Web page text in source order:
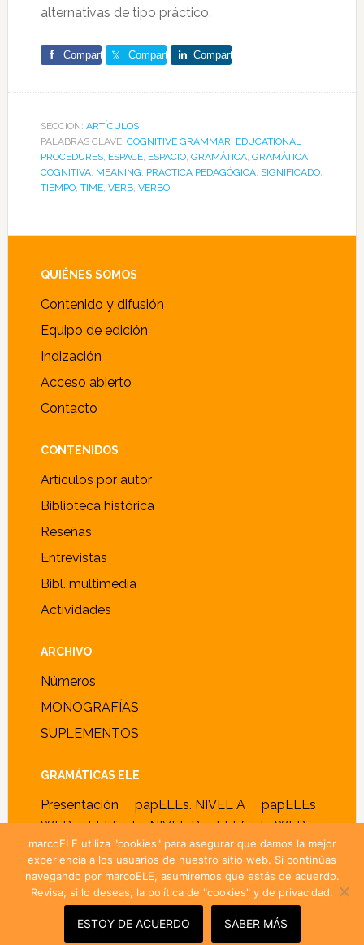
alternativas de tipo práctico.
Comparte Comparte Comparte
SECCIÓN: ARTÍCULOS
PALABRAS CLAVE: COGNITIVE GRAMMAR, EDUCATIONAL
PROCEDURES, ESPACE, ESPACIO, GRAMÁTICA, GRAMÁTICA
COGNITIVA, MEANING, PRÁCTICA PEDAGÓGICA, SIGNIFICADO,
TIEMPO, TIME, VERB, VERBO
Footer
QUIÉNES SOMOS
Contenido y difusión
Equipo de edición
Indización
Acceso abierto
Contacto
CONTENIDOS
Artículos por autor
Biblioteca histórica
Reseñas
Entrevistas
Bibl. multimedia
Actividades
ARCHIVO
Números
MONOGRAFÍAS
SUPLEMENTOS
GRAMÁTICAS ELE
Presentación papELEs. NIVEL A
papELEs
WEB
ELEfante. NIVEL B ELEfante WEB
© 2005–2026 ·marcoELE· ISSN 1885-2211 ·Política de
cookies y privacidad
marcoELE utiliza "cookies" para asegurar que damos la mejor
experiencia a los usuarios de nuestro sitio web. Si continúas
navegando por marcoELE, asumiremos que estás de acuerdo.
Revisa, si lo deseas, la política de "cookies" y de privacidad.
ESTOY DE ACUERDO SABER MÁS